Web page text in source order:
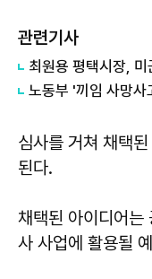
관련기사
심사를 거쳐 채택
된다.
채택된 아이디어는
사 사업에 활용될